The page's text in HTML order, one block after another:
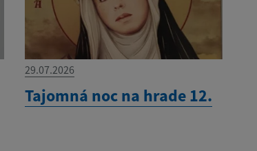
29.07.2026
Tajomná noc na hrade 12.